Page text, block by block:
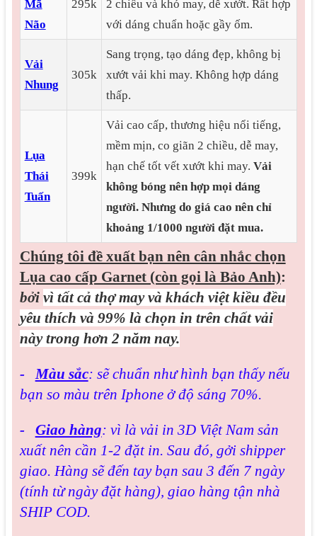
Mã
Não
295k
2 chiều và khó may, dễ xướt. Rất hợp
với dáng chuẩn hoặc gầy ốm.
Vải
Nhung
305k
Sang trọng, tạo dáng đẹp, không bị
xướt vải khi may. Không hợp dáng
thấp.
Lụa
Thái
Tuấn
399k
Vải cao cấp, thương hiệu nổi tiếng,
mềm mịn, co giãn 2 chiều, dễ may,
hạn chế tốt vết xướt khi may. Vải
không bóng nên hợp mọi dáng
người. Nhưng do giá cao nên chỉ
khoảng 1/1000 người đặt mua.
Chúng tôi đề xuất bạn nên cân nhắc chọn
Lụa cao cấp Garnet (còn gọi là Bảo Anh):
bởi vì tất cả thợ may và khách việt kiều đều
yêu thích và 99% là chọn in trên chất vải
này trong hơn 2 năm nay.
- Màu sắc: sẽ chuẩn như hình bạn thấy nếu
bạn so màu trên Iphone ở độ sáng 70%.
- Giao hàng: vì là vải in 3D Việt Nam sản
xuất nên cần 1-2 đặt in. Sau đó, gởi shipper
giao. Hàng sẽ đến tay bạn sau 3 đến 7 ngày
(tính từ ngày đặt hàng), giao hàng tận nhà
SHIP COD.